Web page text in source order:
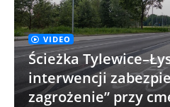
VIDEO
Ścieżka
interwencji
zagrożenie” przy